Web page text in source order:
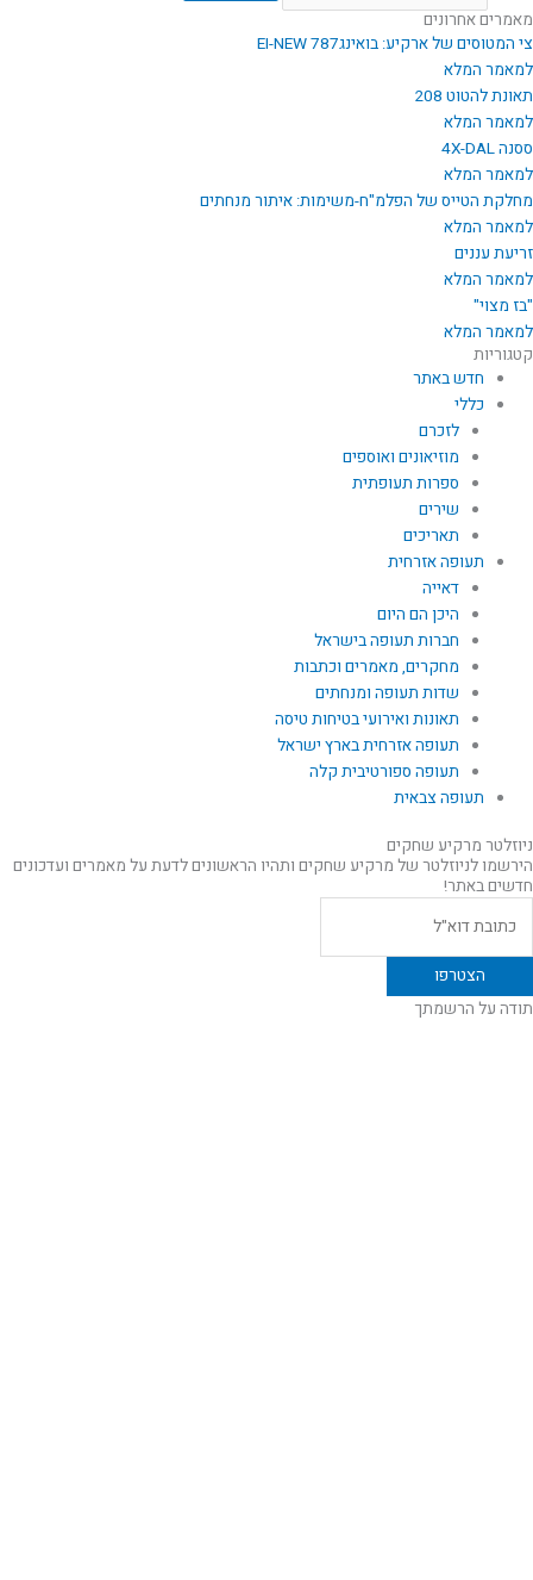
מאמרים אחרונים
צי המטוסים של ארקיע: בואינג787 EI-NEW
למאמר המלא
תאונת להטוט 208
למאמר המלא
ססנה 4X-DAL
למאמר המלא
מחלקת הטייס של הפלמ"ח-משימות: איתור מנחתים
למאמר המלא
זריעת עננים
למאמר המלא
"בז מצוי"
למאמר המלא
קטגוריות
חדש באתר
כללי
לזכרם
מוזיאונים ואוספים
ספרות תעופתית
שירים
תאריכים
תעופה אזרחית
דאייה
היכן הם היום
חברות תעופה בישראל
מחקרים, מאמרים וכתבות
שדות תעופה ומנחתים
תאונות ואירועי בטיחות טיסה
תעופה אזרחית בארץ ישראל
תעופה ספורטיבית קלה
תעופה צבאית
ניוזלטר מרקיע שחקים
הירשמו לניוזלטר של מרקיע שחקים ותהיו הראשונים לדעת על מאמרים ועדכונים
חדשים באתר!
תודה על הרשמתך